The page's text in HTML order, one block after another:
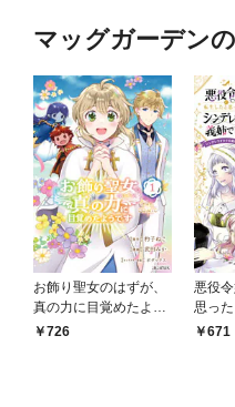
マッグガーデン
お飾り聖女のはずが、
真の力に目覚めたよう
です THE COMIC 1巻
726
悪役
思っ
の義
671